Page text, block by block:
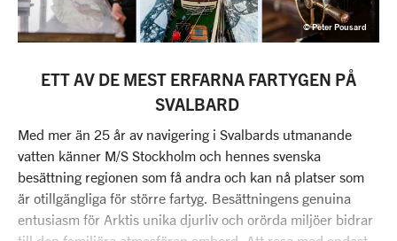
© Peter Pousard
ETT AV DE MEST ERFARNA FARTYGEN PÅ
SVALBARD
Med mer än 25 år av navigering i Svalbards utmanande
vatten känner M/S Stockholm och hennes svenska
besättning regionen som få andra och kan nå platser som
är otillgängliga för större fartyg. Besättningens genuina
entusiasm för Arktis unika djurliv och orörda miljöer bidrar